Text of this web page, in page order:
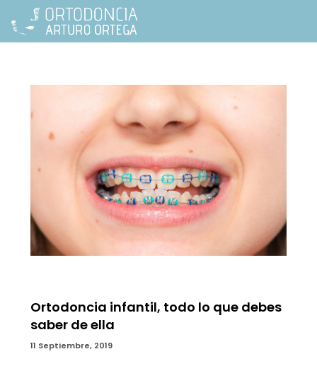
Ortodoncia infantil, todo lo que debes
saber de ella
11 Septiembre, 2019